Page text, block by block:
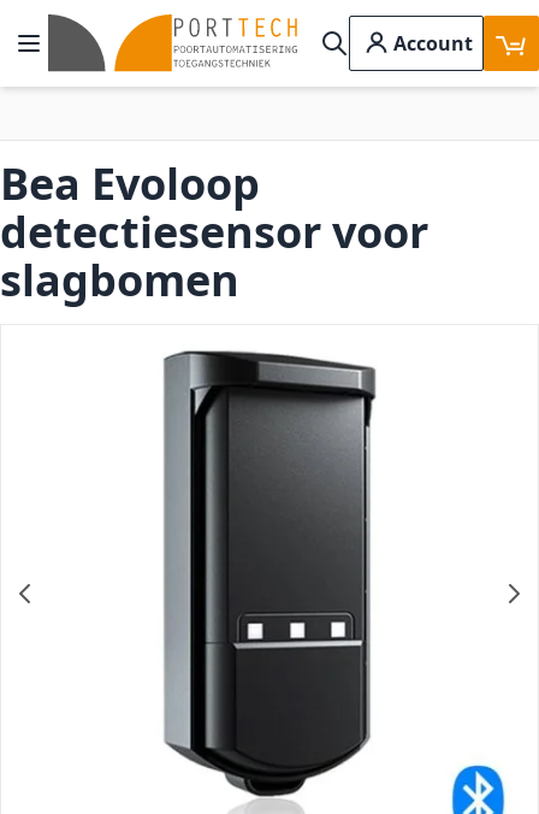
Ga naar de inhoud
Toggle Nav
Search
Account
Bea Evoloop
detectiesensor voor
slagbomen